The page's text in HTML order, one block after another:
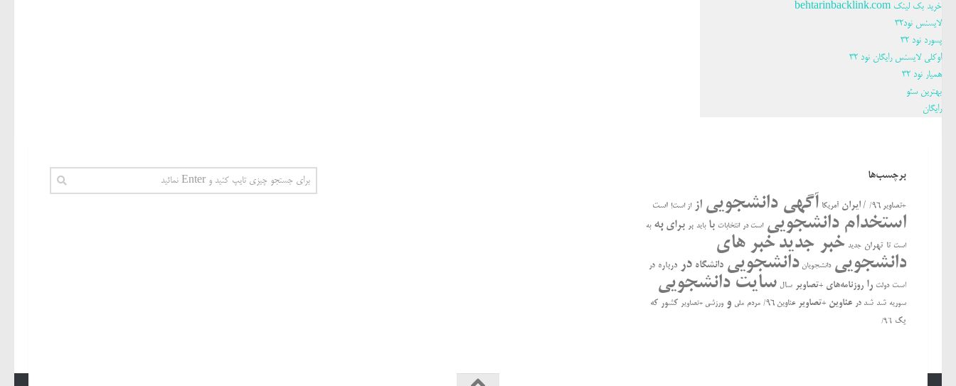
خرید بک لینک behtarinbacklink.com
لایسنس نود32
پسورد نود 32
اوکلی لایسنس رایگان نود 32
همیار نود 32
بهترین سئو
رایگان
برچسب‌ها
+تصاویر ۹۶/ / ایران آمریکا آگهی دانشجویی از از است! است
استخدام دانشجویی است در انتخابات با باید بر برای به به
است تا تهران جدید خبر جدید خبر های
دانشجویی دانشجویان دانشجویی دانشگاه در درباره در
ﺍﺳﺖ دولت را روزنامه‌های +تصاویر سال سایت دانشجویی
سوریه شد شد در عناوین +تصاویر عناوین ۹۶/ مردم ملی و ورزشی +تصاویر کشور که
یک ۹۶/